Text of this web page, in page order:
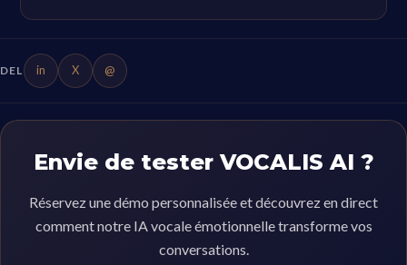
DEL in X @
Envie de tester VOCALIS AI ?
Réservez une démo personnalisée et découvrez en direct
comment notre IA vocale émotionnelle transforme vos
conversations.